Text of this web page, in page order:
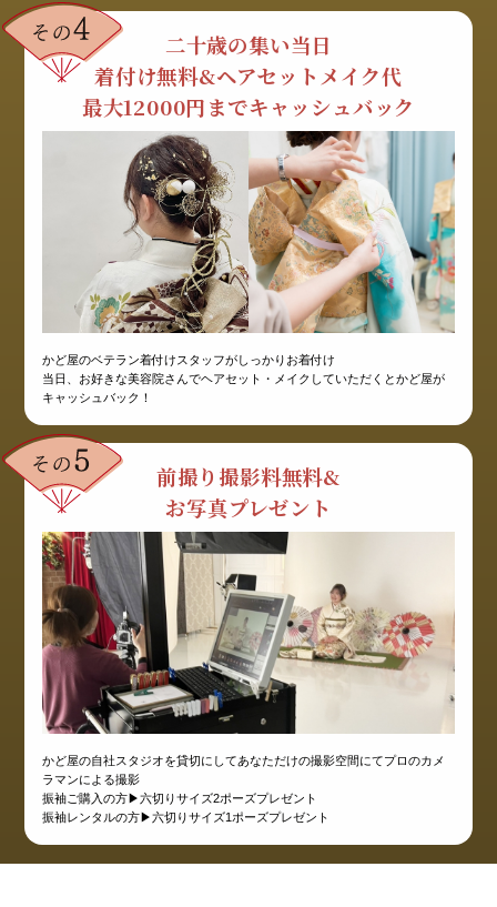
二十歳の集い当日
着付け無料&ヘアセットメイク代
最大12000円までキャッシュバック
かど屋のベテラン着付けスタッフがしっかりお着付け
当日、お好きな美容院さんでヘアセット・メイクしていただくとかど屋が
キャッシュバック！
前撮り撮影料無料&
お写真プレゼント
かど屋の自社スタジオを貸切にしてあなただけの撮影空間にてプロのカメ
ラマンによる撮影
振袖ご購入の方▶︎六切りサイズ2ポーズプレゼント
振袖レンタルの方▶︎六切りサイズ1ポーズプレゼント